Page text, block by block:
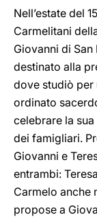
Nell’estate del
Carmelitani
Giovanni di San
destinato alla
dove studiò per
ordinato
celebrare la
dei famigliari.
Giovanni e
entrambi:
Carmelo anche
propose a